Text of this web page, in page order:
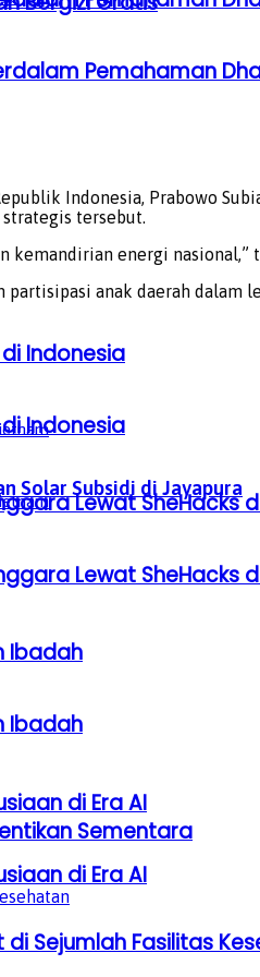
Indonesia
Lewat SheHacks
Ibadah
di Era AI
Pemahaman
Indonesia
Lewat SheHacks
Ibadah
di Era AI
Indonesia, Prabowo
tersebut.
kemandirian energi nasional,”
anak daerah dalam
Solar Subsidi di Jayapura
Sementara
Sejumlah Fasilitas